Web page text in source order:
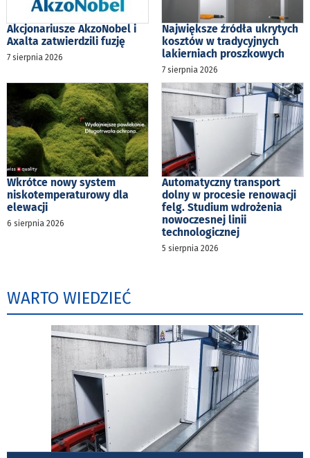
Akcjonariusze AkzoNobel i
Axalta zatwierdzili fuzję
7 sierpnia 2026
Największe źródła ukrytych
kosztów w tradycyjnych
lakierniach proszkowych
7 sierpnia 2026
Wkrótce nowy system
niskotemperaturowy dla
elewacji
6 sierpnia 2026
Automatyczny transport
dolny w procesie renowacji
felg. Studium wdrożenia
nowoczesnej linii
technologicznej
5 sierpnia 2026
WARTO WIEDZIEĆ